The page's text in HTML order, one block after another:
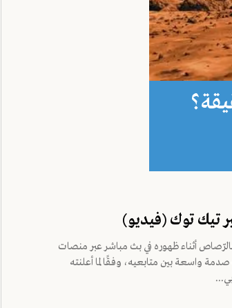
تيك توك (فيديو)
بالرّصاص أثناء ظهوره في بث مباشر عبر منصات
واسعة بين متابعيه، وفقًا لما أعلنته